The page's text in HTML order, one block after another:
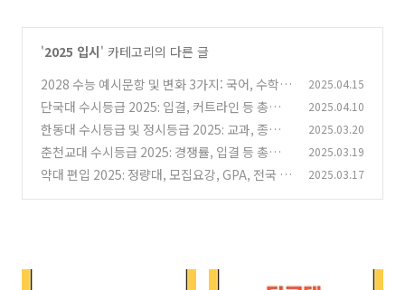
'2025 입시' 카테고리의 다른 글
2028 수능 예시문항 및 변화 3가지: 국어, 수학,
과탐, 사탐 예시문항
(0)
2025.04.15
단국대 수시등급 2025: 입결, 커트라인 등 총정리
(ft. 11년 입시지도)
(0)
2025.04.10
한동대 수시등급 및 정시등급 2025: 교과, 종합,
정시 백분위 등 (by 11년 입시지도)
(0)
2025.03.20
춘천교대 수시등급 2025: 경쟁률, 입결 등 총정리
(ft. 11년 입시지도) (0)
2025.03.19
약대 편입 2025: 정량대, 모집요강, GPA, 전국 약
2025.03.17